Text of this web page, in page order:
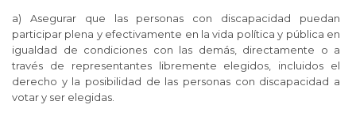
a) Asegurar que las personas con discapacidad puedan
participar plena y efectivamente en la vida política y pública en
igualdad de condiciones con las demás, directamente o a
través de representantes libremente elegidos, incluidos el
derecho y la posibilidad de las personas con discapacidad a
votar y ser elegidas.